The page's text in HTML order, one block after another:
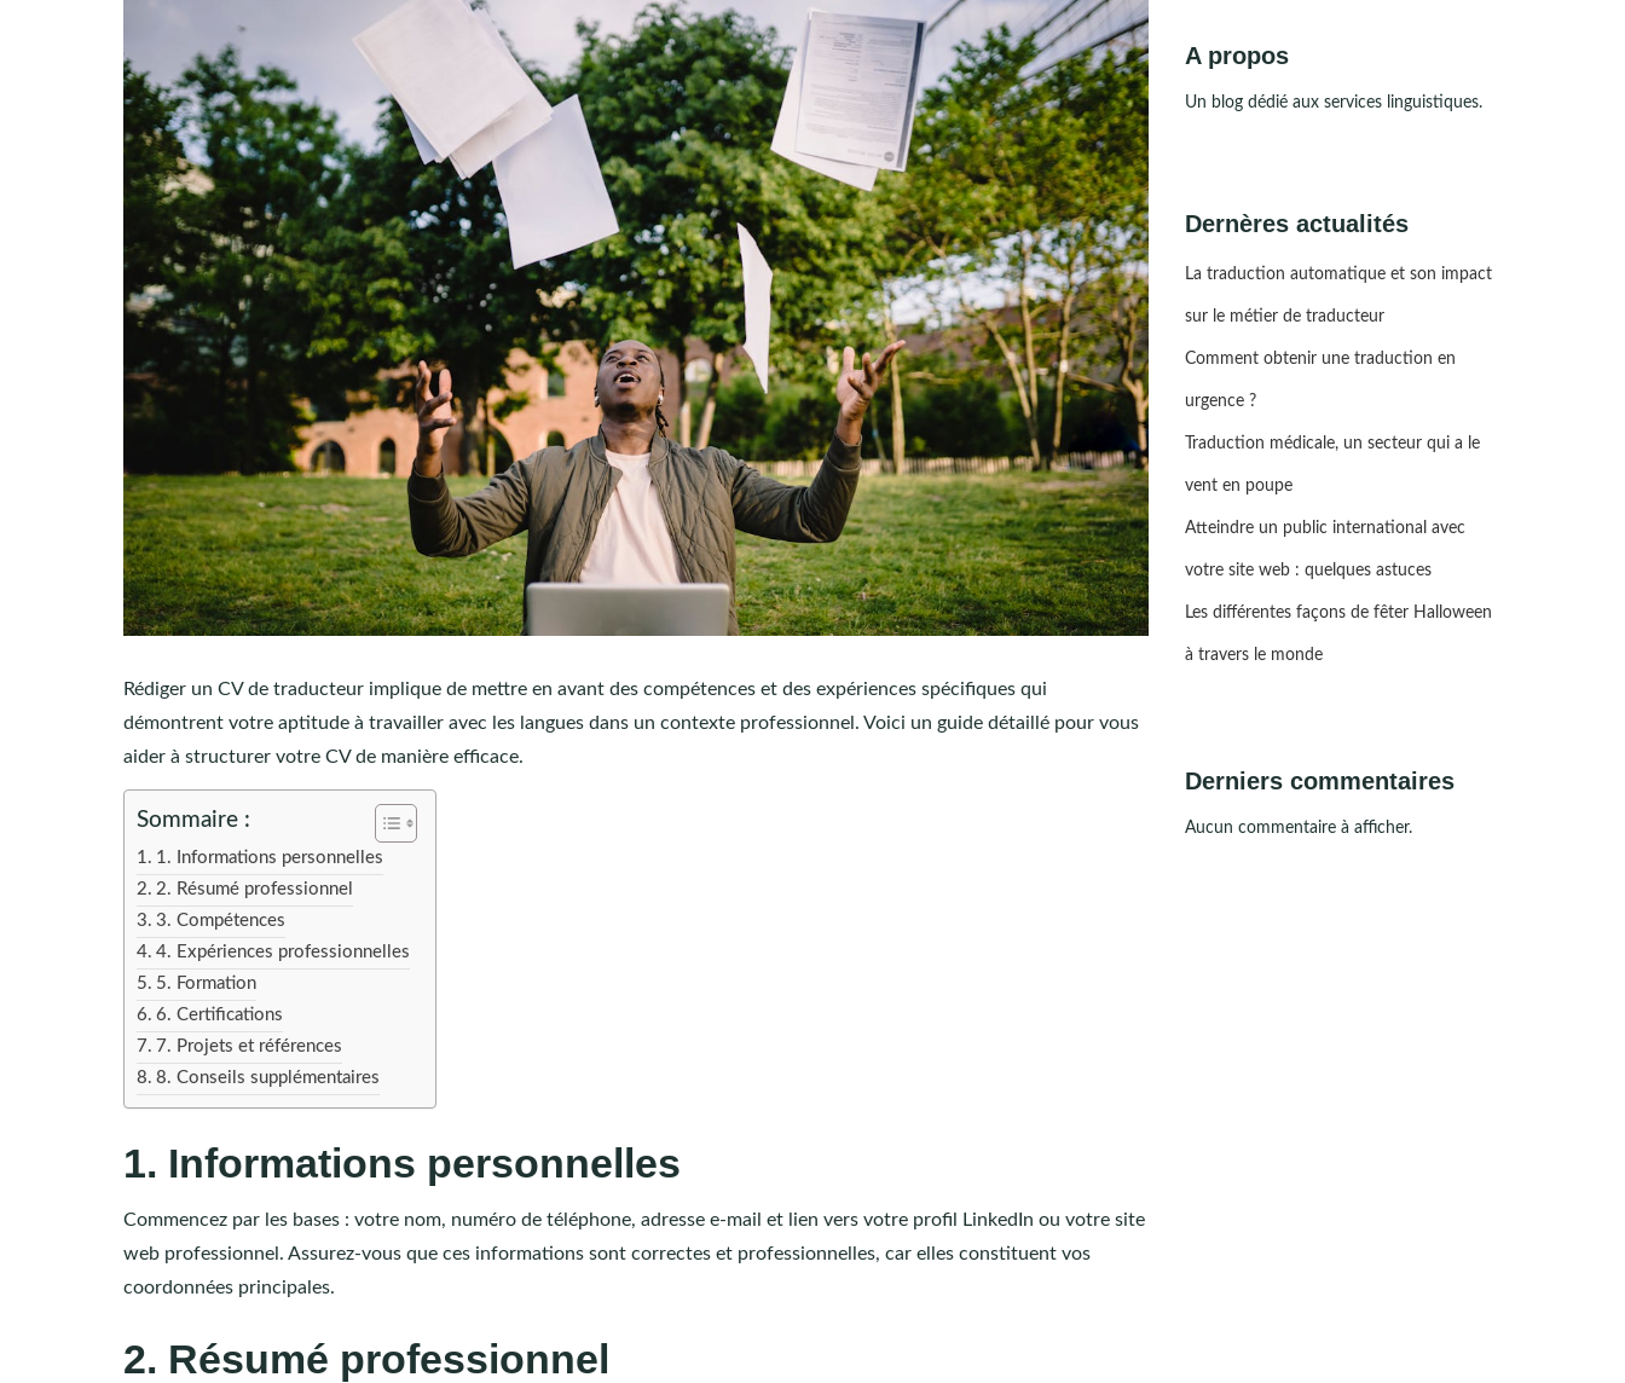
Rédiger un CV de traducteur implique de mettre en avant des compétences et des expériences spécifiques qui
démontrent votre aptitude à travailler avec les langues dans un contexte professionnel. Voici un guide détaillé pour vous
aider à structurer votre CV de manière efficace.
Sommaire :
1. Informations personnelles
2. Résumé professionnel
3. Compétences
4. Expériences professionnelles
5. Formation
6. Certifications
7. Projets et références
8. Conseils supplémentaires
1. Informations personnelles
Commencez par les bases : votre nom, numéro de téléphone, adresse e-mail et lien vers votre profil LinkedIn ou votre site
web professionnel. Assurez-vous que ces informations sont correctes et professionnelles, car elles constituent vos
coordonnées principales.
2. Résumé professionnel
A propos
Un blog dédié aux services linguistiques.
Dernères actualités
La traduction automatique et son impact
sur le métier de traducteur
Comment obtenir une traduction en
urgence ?
Traduction médicale, un secteur qui a le
vent en poupe
Atteindre un public international avec
votre site web : quelques astuces
Les différentes façons de fêter Halloween
à travers le monde
Derniers commentaires
Aucun commentaire à afficher.